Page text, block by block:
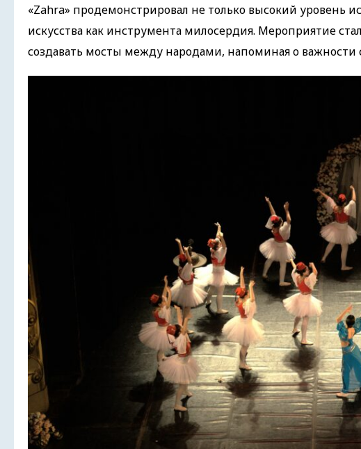
«Zahra» продемонстрировал не только высокий уровень
искусства как инструмента милосердия. Мероприятие
создавать мосты между народами, напоминая о